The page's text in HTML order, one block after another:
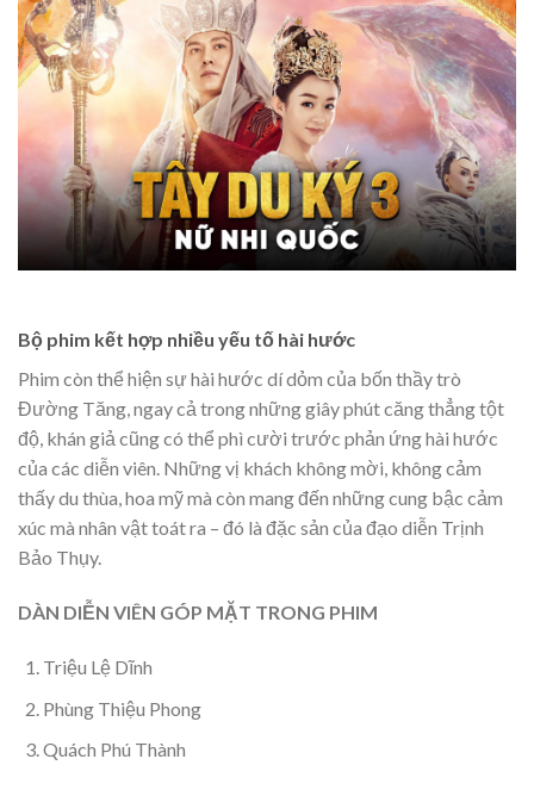
Bộ phim kết hợp nhiều yếu tố hài hước
Phim còn thể hiện sự hài hước dí dỏm của bốn thầy trò
Đường Tăng, ngay cả trong những giây phút căng thẳng tột
độ, khán giả cũng có thể phì cười trước phản ứng hài hước
của các diễn viên. Những vị khách không mời, không cảm
thấy du thùa, hoa mỹ mà còn mang đến những cung bậc cảm
xúc mà nhân vật toát ra – đó là đặc sản của đạo diễn Trịnh
Bảo Thụy.
DÀN DIỄN VIÊN GÓP MẶT TRONG PHIM
Triệu Lệ Dĩnh
Phùng Thiệu Phong
Quách Phú Thành